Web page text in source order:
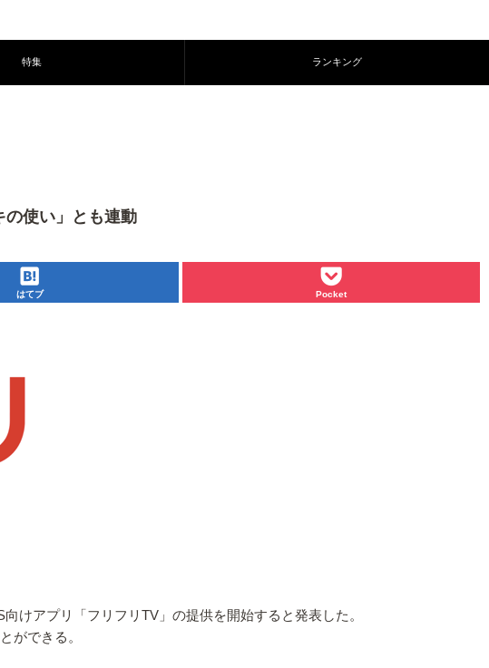
特集 ランキング
の使い」とも連動
はてブ Pocket
けアプリ「フリフリTV」の提供を開始すると発表した。
ができる。